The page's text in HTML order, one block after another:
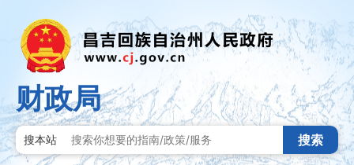
财政局
搜本站 搜索